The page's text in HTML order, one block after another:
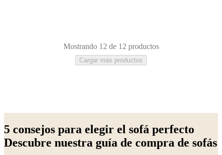
Mostrando 12 de 12 productos
Cargar más productos
metalDe
maderaLacaAluminioPiel Roble
5 consejos para elegir el sofá perfecto
Descubre nuestra guía de compra de sofás